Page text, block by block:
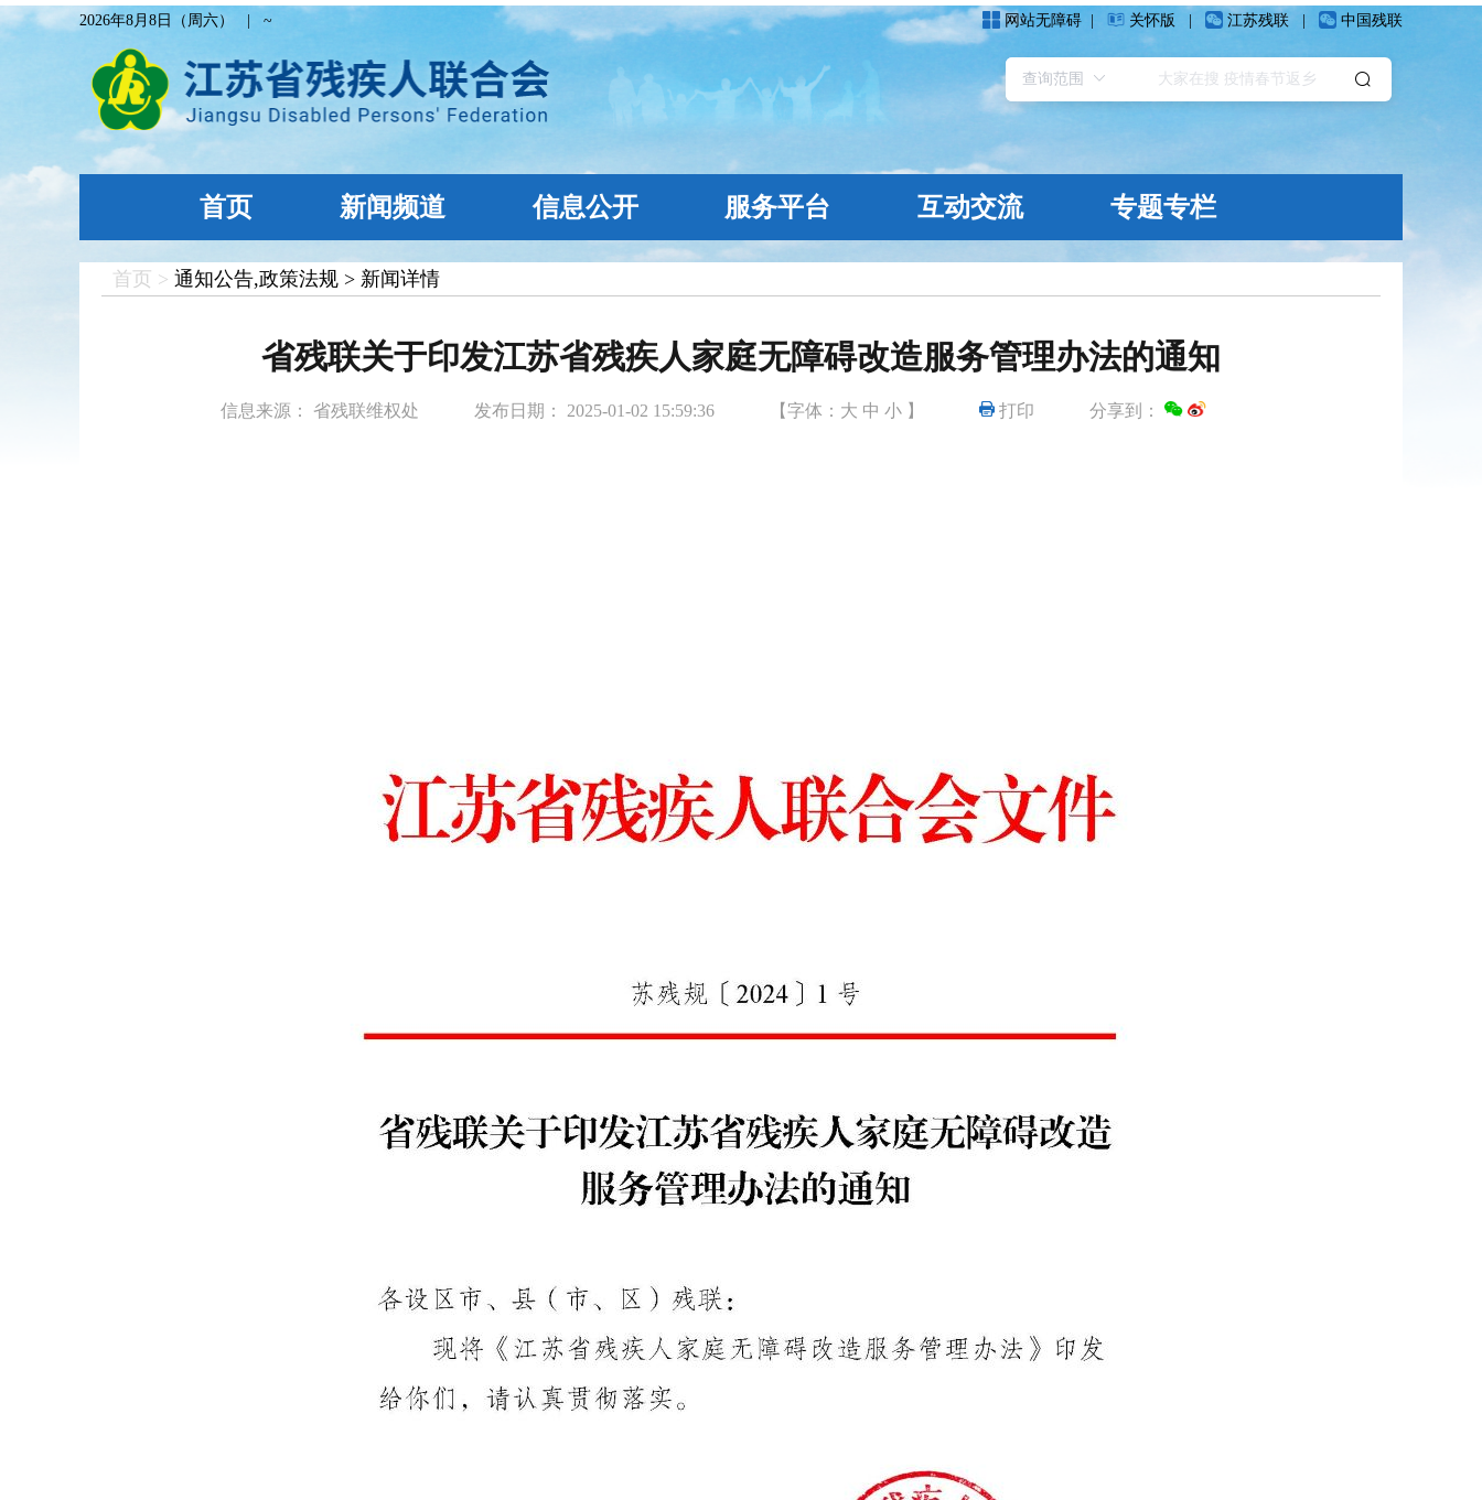
2026年8月8日（周六） | ~ 网站无障碍 关怀版 江苏残联 中国残联
首页 新闻频道 信息公开 服务平台 互动交流 专题专栏
首页 > 通知公告,政策法规 > 新闻详情
省残联关于印发江苏省残疾人家庭无障碍改造服务管理办法的通知
信息来源： 省残联维权处 发布日期： 2025-01-02 15:59:36 【字体： 大 中 小 】 打印 分享到：